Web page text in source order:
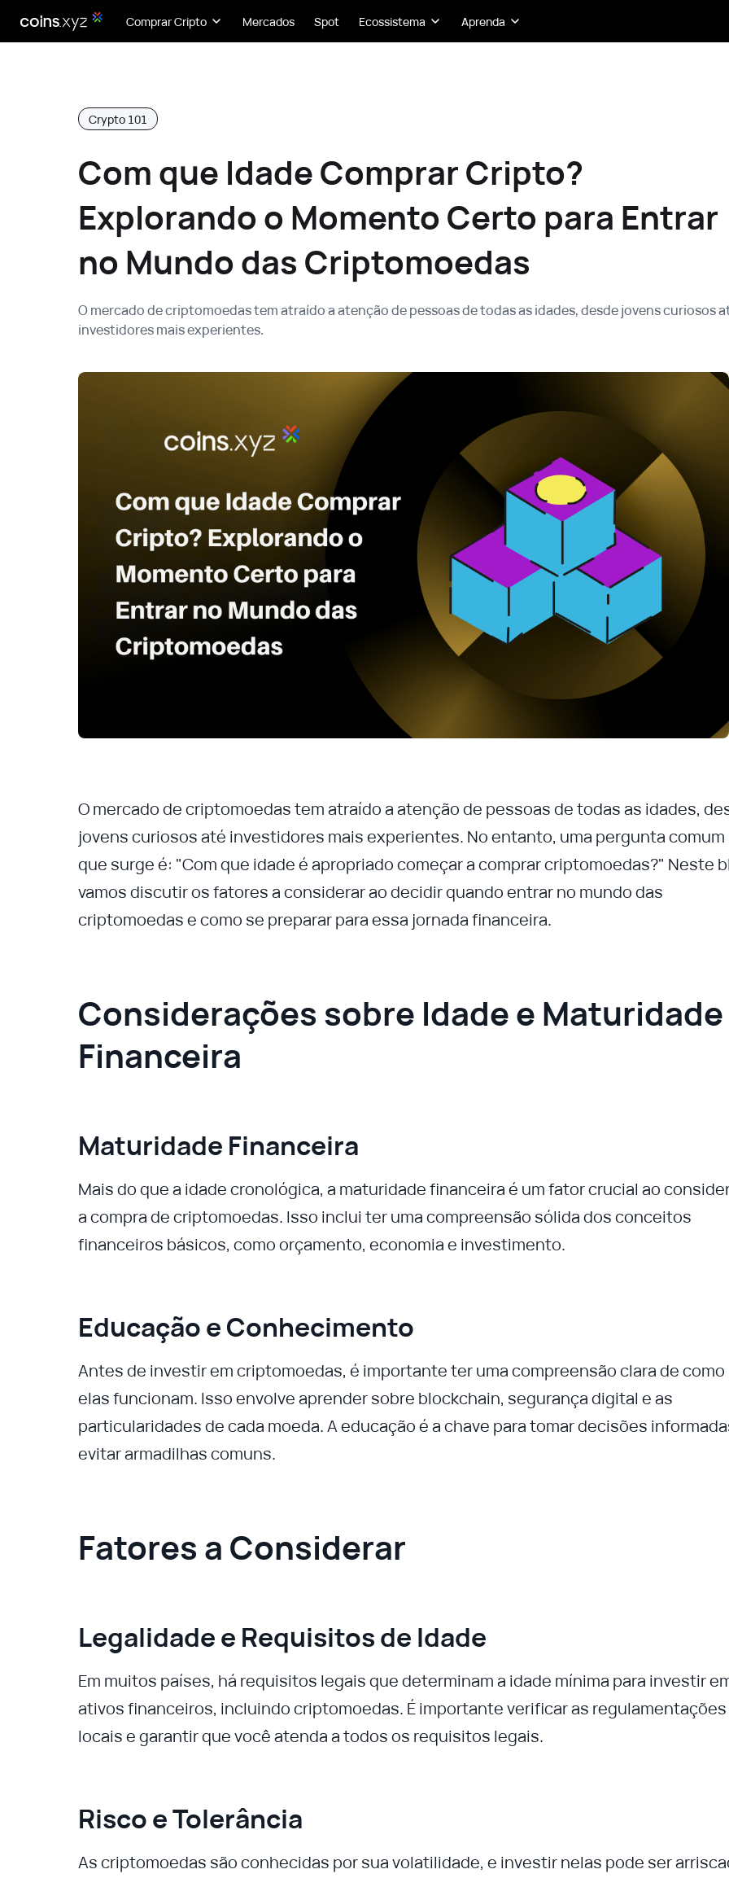
Comprar Cripto Mercados Spot Ecossistema Aprenda
Crypto 101
Com que Idade Comprar Cripto?
Explorando o Momento Certo para Entrar
no Mundo das Criptomoedas
O mercado de criptomoedas tem atraído a atenção de pessoas de todas as idades, desde jovens curiosos
investidores mais experientes.
O mercado de criptomoedas tem atraído a atenção de pessoas de todas as idades,
jovens curiosos até investidores mais experientes. No entanto, uma pergunta comum
que surge é: "Com que idade é apropriado começar a comprar criptomoedas?" Neste
vamos discutir os fatores a considerar ao decidir quando entrar no mundo das
criptomoedas e como se preparar para essa jornada financeira.
Considerações sobre Idade e Maturidade
Financeira
Maturidade Financeira
Mais do que a idade cronológica, a maturidade financeira é um fator crucial ao
a compra de criptomoedas. Isso inclui ter uma compreensão sólida dos conceitos
financeiros básicos, como orçamento, economia e investimento.
Educação e Conhecimento
Antes de investir em criptomoedas, é importante ter uma compreensão clara de como
elas funcionam. Isso envolve aprender sobre blockchain, segurança digital e as
particularidades de cada moeda. A educação é a chave para tomar decisões
evitar armadilhas comuns.
Fatores a Considerar
Legalidade e Requisitos de Idade
Em muitos países, há requisitos legais que determinam a idade mínima para investir
ativos financeiros, incluindo criptomoedas. É importante verificar as regulamentações
locais e garantir que você atenda a todos os requisitos legais.
Risco e Tolerância
As criptomoedas são conhecidas por sua volatilidade, e investir nelas pode ser